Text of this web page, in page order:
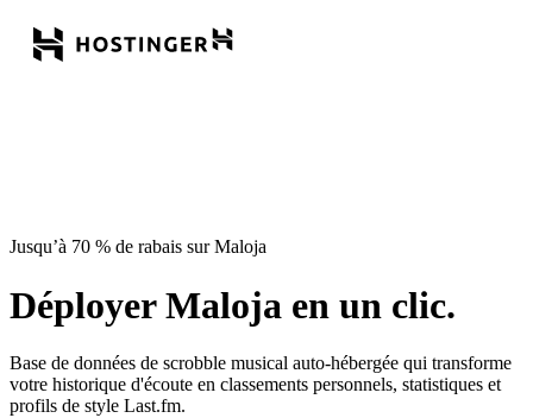
Jusqu’à 70 % de rabais sur Maloja
Déployer Maloja en un clic.
Base de données de scrobble musical auto-hébergée qui transforme
votre historique d'écoute en classements personnels, statistiques et
profils de style Last.fm.